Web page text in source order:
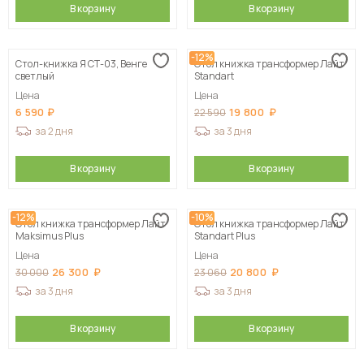
В корзину В корзину
Стол-книжка Я СТ-03, Венге
светлый
Цена
6 590
за 2 дня
В корзину
-12%
Стол книжка трансформер Лайт
Standart
Цена
22 590 19 800
за 3 дня
В корзину
-12%
Стол книжка трансформер Лайт
Maksimus Plus
Цена
30 000 26 300
за 3 дня
В корзину
-10%
Стол книжка трансформер Лайт
Standart Plus
Цена
23 060 20 800
за 3 дня
В корзину